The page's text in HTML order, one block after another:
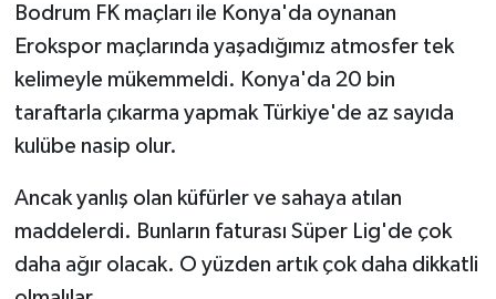
Bodrum FK maçları ile Konya'da oynanan
Erokspor maçlarında yaşadığımız atmosfer tek
kelimeyle mükemmeldi. Konya'da 20 bin
taraftarla çıkarma yapmak Türkiye'de az sayıda
kulübe nasip olur.
Ancak yanlış olan küfürler ve sahaya atılan
maddelerdi. Bunların faturası Süper Lig'de çok
daha ağır olacak. O yüzden artık çok daha dikkatli